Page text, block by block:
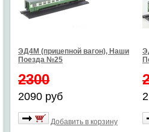
ЭД4М (прицепной вагон), Наши
Поезда №25
2300
2090 руб
Добавить в корзину